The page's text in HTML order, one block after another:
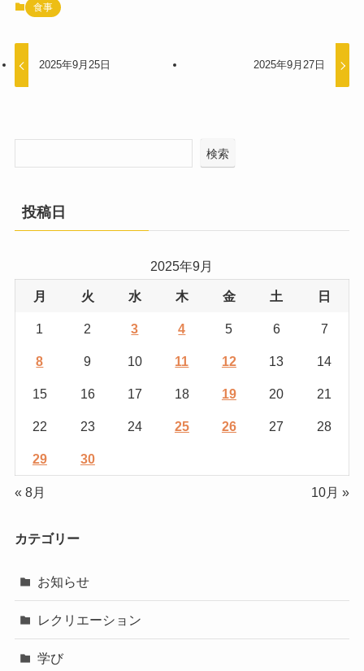
食事
2025年9月25日 2025年9月27日
検索
投稿日
2025年9月
月 火 水 木 金 土 日
1 2 3 4 5 6 7
8 9 10 11 12 13 14
15 16 17 18 19 20 21
22 23 24 25 26 27 28
29 30
« 8月 10月 »
カテゴリー
お知らせ
レクリエーション
学び